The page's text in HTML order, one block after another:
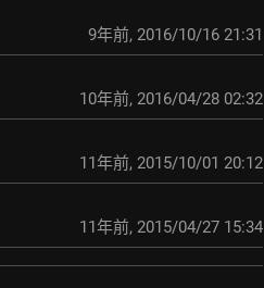
9年前, 2016/10/16 21:31
10年前, 2016/04/28 02:32
11年前, 2015/10/01 20:12
11年前, 2015/04/27 15:34